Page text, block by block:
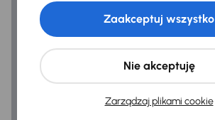
Android Auto
Zarządzaj plikami cookie
Nie akceptuję
Zaakceptuj wszystko